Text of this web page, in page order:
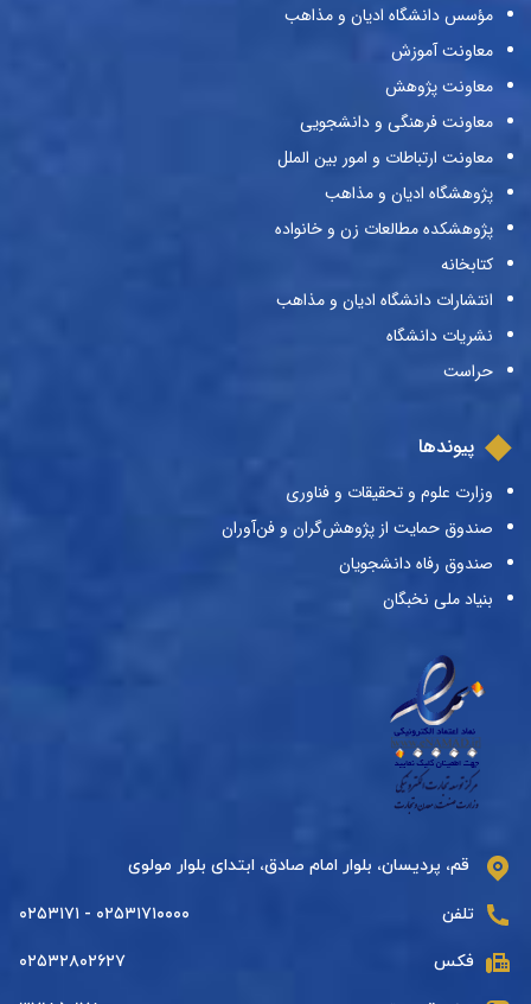
مؤسس دانشگاه ادیان و مذاهب
معاونت آموزش
معاونت پژوهش
معاونت فرهنگی و دانشجویی
معاونت ارتباطات و امور بین الملل
پژوهشگاه ادیان و مذاهب
پژوهشکده مطالعات زن و خانواده
کتابخانه
انتشارات دانشگاه ادیان و مذاهب
نشریات دانشگاه
حراست
پیوندها
وزارت علوم و تحقیقات و فناوری
صندوق حمایت از پژوهش‌گران و فن‌آوران
صندوق رفاه دانشجویان
بنیاد ملی نخبگان
قم، پردیسان، بلوار امام صادق، ابتدای بلوار مولوی
تلفن ۰۲۵۳۱۷۱۰۰۰۰ - ۰۲۵۳۱۷۱
فکس ۰۲۵۳۲۸۰۲۶۲۷